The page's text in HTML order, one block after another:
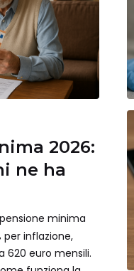
2026:
ne ha
minima
per inflazione,
620 euro mensili.